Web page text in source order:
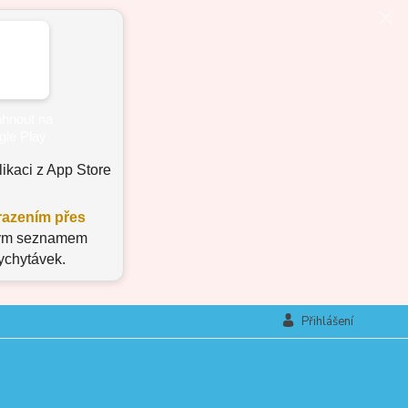
z App Store
přes
seznamem
Přihlášení